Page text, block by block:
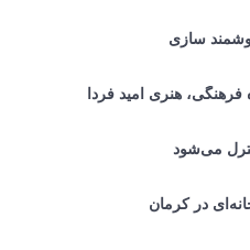
سازی
هنری امید فردا
می‌شود
در کرمان